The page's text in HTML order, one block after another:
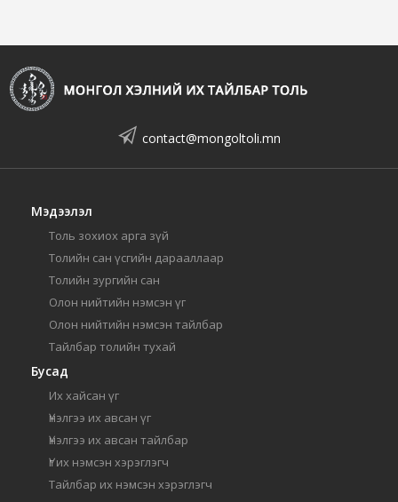
contact@mongoltoli.mn
Мэдээлэл
Толь зохиох арга зүй
Толийн сан үсгийн дарааллаар
Толийн зургийн сан
Олон нийтийн нэмсэн үг
Олон нийтийн нэмсэн тайлбар
Тайлбар толийн тухай
Бусад
Их хайсан үг
Үнэлгээ их авсан үг
Үнэлгээ их авсан тайлбар
Үг их нэмсэн хэрэглэгч
Тайлбар их нэмсэн хэрэглэгч